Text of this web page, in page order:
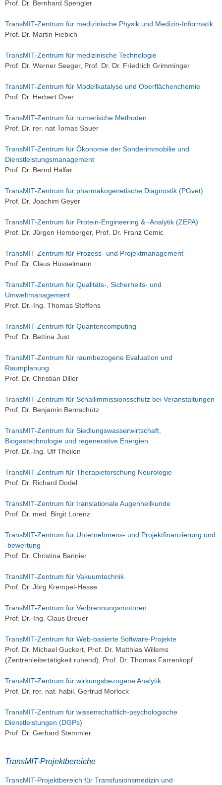
Prof. Dr. Bernhard Spengler
TransMIT-Zentrum für medizinische Physik und Medizin-Informatik
Prof. Dr. Martin Fiebich
TransMIT-Zentrum für medizinische Technologie
Prof. Dr. Werner Seeger, Prof. Dr. Dr. Friedrich Grimminger
TransMIT-Zentrum für Modellkatalyse und Oberflächenchemie
Prof. Dr. Herbert Over
TransMIT-Zentrum für numerische Methoden
Prof. Dr. rer. nat Tomas Sauer
TransMIT-Zentrum für Ökonomie der Sonderimmobilie und
Dienstleistungsmanagement
Prof. Dr. Bernd Halfar
TransMIT-Zentrum für pharmakogenetische Diagnostik (PGvet)
Prof. Dr. Joachim Geyer
TransMIT-Zentrum für Protein-Engineering & -Analytik (ZEPA)
Prof. Dr. Jürgen Hemberger, Prof. Dr. Franz Cemic
TransMIT-Zentrum für Prozess- und Projektmanagement
Prof. Dr. Claus Hüsselmann
TransMIT-Zentrum für Qualitäts-, Sicherheits- und
Umweltmanagement
Prof. Dr.-Ing. Thomas Steffens
TransMIT-Zentrum für Quantencomputing
Prof. Dr. Bettina Just
TransMIT-Zentrum für raumbezogene Evaluation und
Raumplanung
Prof. Dr. Christian Diller
TransMIT-Zentrum für Schallimmissionsschutz bei Veranstaltungen
Prof. Dr. Benjamin Bernschütz
TransMIT-Zentrum für Siedlungswasserwirtschaft,
Biogastechnologie und regenerative Energien
Prof. Dr.-Ing. Ulf Theilen
TransMIT-Zentrum für Therapieforschung Neurologie
Prof. Dr. Richard Dodel
TransMIT-Zentrum für translationale Augenheilkunde
Prof. Dr. med. Birgit Lorenz
TransMIT-Zentrum für Unternehmens- und Projektfinanzierung und
-bewertung
Prof. Dr. Christina Bannier
TransMIT-Zentrum für Vakuumtechnik
Prof. Dr. Jörg Krempel-Hesse
TransMIT-Zentrum für Verbrennungsmotoren
Prof. Dr.-Ing. Claus Breuer
TransMIT-Zentrum für Web-basierte Software-Projekte
Prof. Dr. Michael Guckert, Prof. Dr. Matthias Willems
(Zentrenleitertätigkeit ruhend), Prof. Dr. Thomas Farrenkopf
TransMIT-Zentrum für wirkungsbezogene Analytik
Prof. Dr. rer. nat. habil. Gertrud Morlock
TransMIT-Zentrum für wissenschaftlich-psychologische
Dienstleistungen (DGPs)
Prof. Dr. Gerhard Stemmler
TransMIT-Projektbereiche
TransMIT-Projektbereich für Transfusionsmedizin und